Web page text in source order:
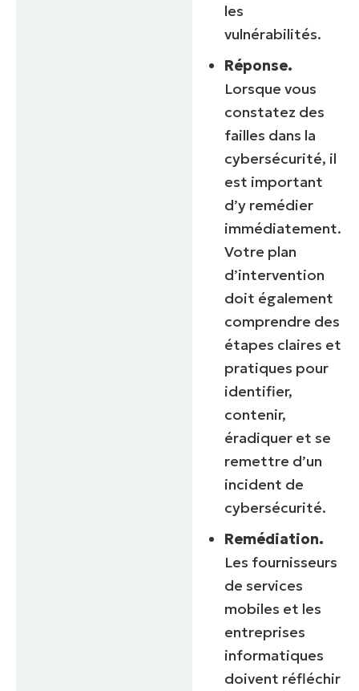
les
vulnérabilités.
Réponse.
Lorsque vous
constatez des
failles dans la
cybersécurité, il
est important
d’y remédier
immédiatement.
Votre plan
d’intervention
doit également
comprendre des
étapes claires et
pratiques pour
identifier,
contenir,
éradiquer et se
remettre d’un
incident de
cybersécurité.
Remédiation.
Les fournisseurs
de services
mobiles et les
entreprises
informatiques
doivent réfléchir